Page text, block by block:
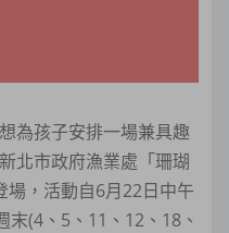
為孩子安排一場兼具趣
北市政府漁業處「珊瑚
，活動自6月22日中午
末(4、5、11、12、18、